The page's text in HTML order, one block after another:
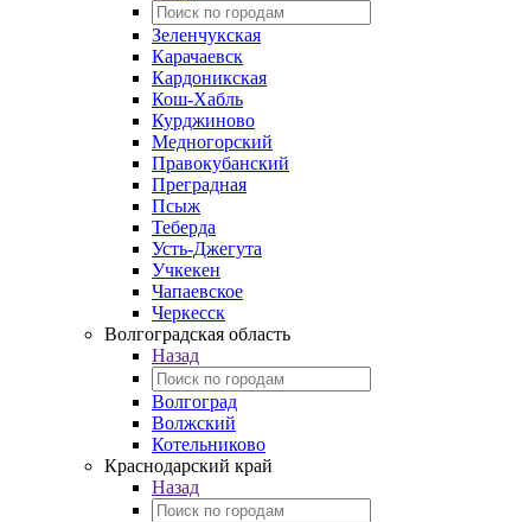
Зеленчукская
Карачаевск
Кардоникская
Кош-Хабль
Курджиново
Медногорский
Правокубанский
Преградная
Псыж
Теберда
Усть-Джегута
Учкекен
Чапаевское
Черкесск
Волгоградская область
Назад
Волгоград
Волжский
Котельниково
Краснодарский край
Назад